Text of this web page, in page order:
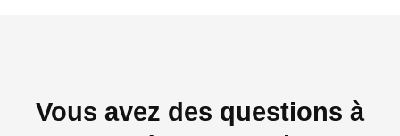
Vous avez des questions à